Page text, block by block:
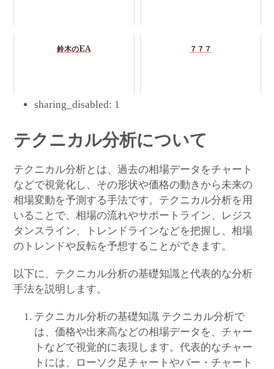
鈴木のEA ７７７
sharing_disabled: 1
テクニカル分析について
テクニカル分析とは、過去の相場データをチャート
などで視覚化し、その形状や価格の動きから未来の
相場変動を予測する手法です。テクニカル分析を用
いることで、相場の流れやサポートライン、レジス
タンスライン、トレンドラインなどを把握し、相場
のトレンドや反転を予想することができます。
以下に、テクニカル分析の基礎知識と代表的な分析
手法を説明します。
テクニカル分析の基礎知識 テクニカル分析で
は、価格や出来高などの相場データを、チャー
トなどで視覚的に表現します。代表的なチャー
トには、ローソク足チャートやバー・チャート